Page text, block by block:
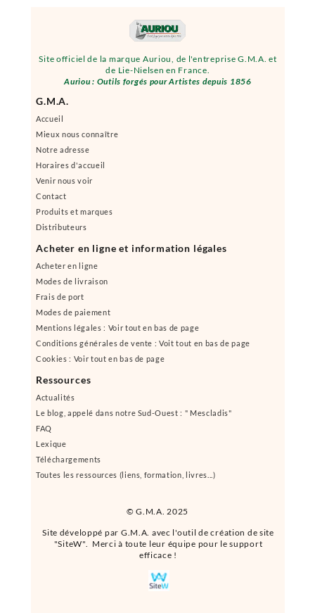
© G.M.A. 2025
Site officiel de la marque Auriou, de l'entreprise G.M.A. et
de Lie-Nielsen en France.
Auriou : Outils forgés pour Artistes depuis 1856
Site développé par G.M.A. avec l'outil de création de site
"SiteW". Merci à toute leur équipe pour le support
efficace !
G.M.A.
Accueil
Mieux nous connaître
Notre adresse
Horaires d'accueil
Venir nous voir
Contact
Produits et marques
Distributeurs
Acheter en ligne et information légales
Acheter en ligne
Modes de livraison
Frais de port
Modes de paiement
Mentions légales : Voir tout en bas de page
Conditions générales de vente : Voit tout en bas de page
Cookies : Voir tout en bas de page
Ressources
Actualités
Le blog, appelé dans notre Sud-Ouest : " Mescladis"
FAQ
Lexique
Téléchargements
Toutes les ressources (liens, formation, livres...)